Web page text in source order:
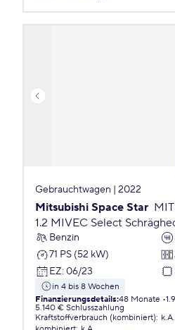
Gebrauchtwagen | 2022
Mitsubishi Space Star
1.2 MIVEC Select
Benzin
71 PS (52 kW)
EZ: 06/23
in 4 bis 8 Wochen
Finanzierungsdetails:48 Monate
5.140 € Schlusszahlung
Kraftstoffverbrauch (kombiniert): k.A.